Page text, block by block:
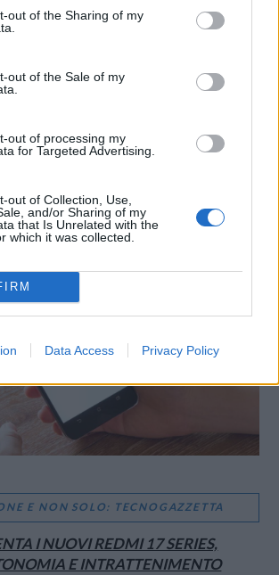
out of the Sharing of my
out of the Sale of my
out of processing my
for Targeted Advertising.
out of Collection, Use,
and/or Sharing of my
that Is Unrelated with the
which it was collected.
Data Access Privacy Policy
ARTICOLO:
Mastodon Telegram
OFFERTE AMAZON
E NON SOLO: TECNOGAZZETTA
I NUOVI REDMI 17 SERIES,
E INTRATTENIMENTO